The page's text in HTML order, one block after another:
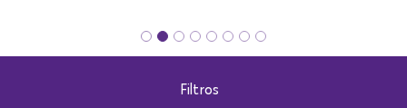
Filtros